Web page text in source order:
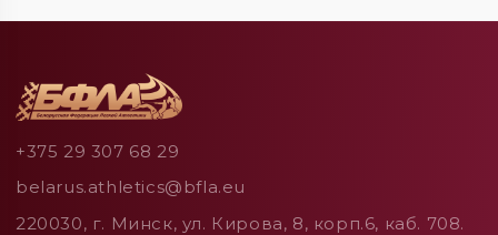
+375 29 307 68 29
belarus.athletics@bfla.eu
220030, г. Минск, ул. Кирова, 8, корп.6, каб. 708.